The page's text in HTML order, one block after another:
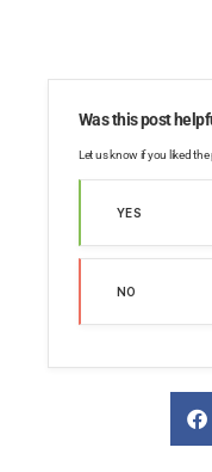
Was this post
Let us know if you liked the
YES
NO